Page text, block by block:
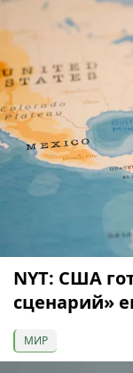
NYT: США
сценарий»
МИР